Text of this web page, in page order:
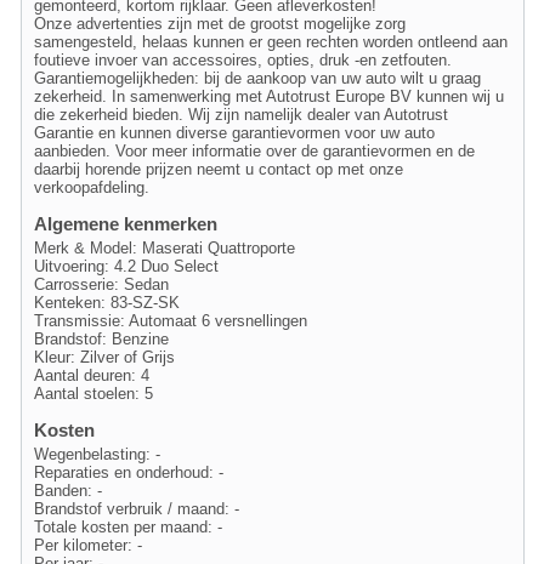
gemonteerd, kortom rijklaar. Geen afleverkosten!
Onze advertenties zijn met de grootst mogelijke zorg
samengesteld, helaas kunnen er geen rechten worden ontleend aan
foutieve invoer van accessoires, opties, druk -en zetfouten.
Garantiemogelijkheden: bij de aankoop van uw auto wilt u graag
zekerheid. In samenwerking met Autotrust Europe BV kunnen wij u
die zekerheid bieden. Wij zijn namelijk dealer van Autotrust
Garantie en kunnen diverse garantievormen voor uw auto
aanbieden. Voor meer informatie over de garantievormen en de
daarbij horende prijzen neemt u contact op met onze
verkoopafdeling.
Algemene kenmerken
Merk & Model: Maserati Quattroporte
Uitvoering: 4.2 Duo Select
Carrosserie: Sedan
Kenteken: 83-SZ-SK
Transmissie: Automaat 6 versnellingen
Brandstof: Benzine
Kleur: Zilver of Grijs
Aantal deuren: 4
Aantal stoelen: 5
Kosten
Wegenbelasting: -
Reparaties en onderhoud: -
Banden: -
Brandstof verbruik / maand: -
Totale kosten per maand: -
Per kilometer: -